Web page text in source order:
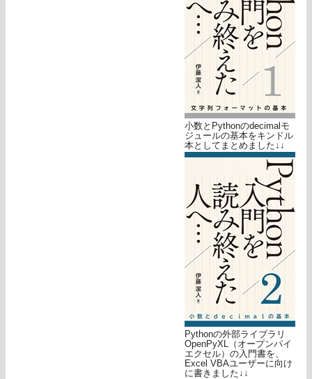
小数とPythonのdecimalモ
ジュールの基本をキンドル
本としてまとめました↓↓
Pythonの外部ライブラリ
OpenPyXL（オープンパイ
エクセル）の入門書を、
Excel VBAユーザーに向け
に書きました↓↓